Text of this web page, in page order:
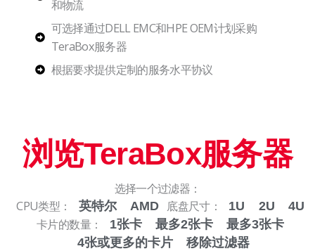
和物流
可选择通过DELL EMC和HPE OEM计划采购
TeraBox服务器
根据要求提供定制的服务水平协议
浏览TeraBox服务器
选择一个过滤器：
CPU类型：
英特尔 AMD 底盘尺寸： 1U 2U 4U
卡片的数量： 1张卡 最多2张卡
最多3张卡
4张或更多的卡片
移除过滤器